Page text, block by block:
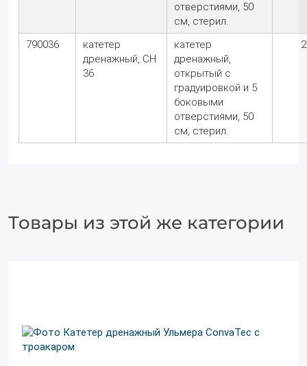
отверстиями, 50
см, стерил.
790036
катетер
дренажный, CH
36
катетер
дренажный,
открытый с
градуировкой и 5
боковыми
отверстиями, 50
см, стерил.
Товары из этой же категории